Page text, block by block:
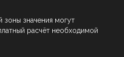
зоны значения могут
расчёт необходимой